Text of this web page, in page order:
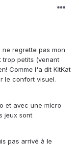
regrette pas mon
trop petits (venant
Comme l'a dit KitKat
le confort visuel.
et avec une micro
jeux sont
pas arrivé à le